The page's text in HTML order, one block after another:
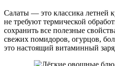
Салаты — это классика летней
не требуют термической
сохранить все полезные
свежих помидоров, огурцов,
это настоящий витаминный